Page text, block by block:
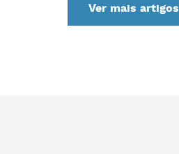
Ver mais artigos